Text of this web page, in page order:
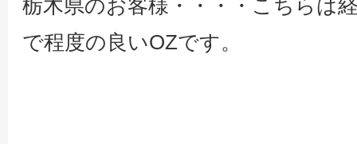
栃木県のお客様・・・・こちらは
で程度の良いOZです。